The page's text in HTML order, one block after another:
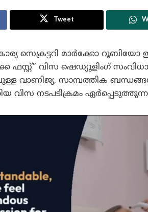
Tweet
സെക്രട്ടറി മാർക്കോ റൂബിയോ
വിസ ഷെഡ്യൂളിംഗ്
വാണിജ്യ, സാമ്പത്തിക
വിസ നടപടിക്രമം